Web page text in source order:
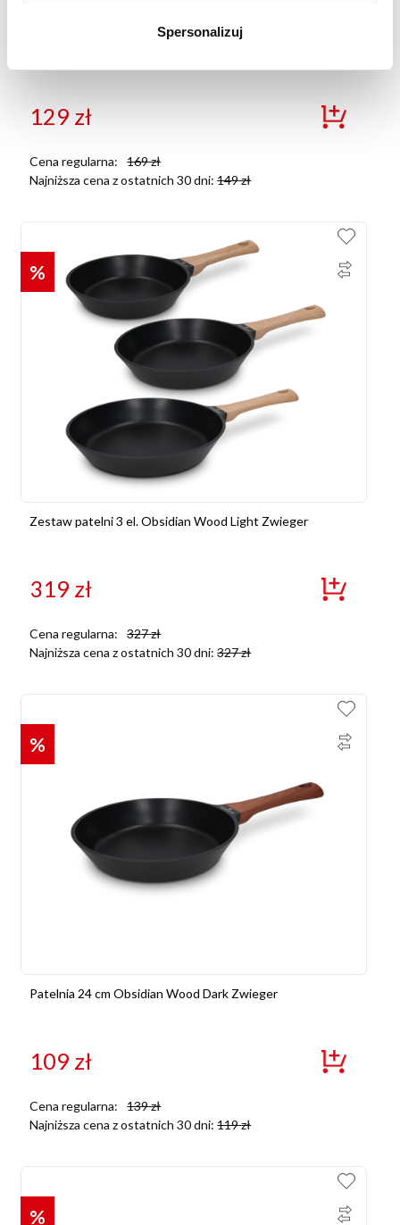
Spersonalizuj
129 zł
Cena regularna: 169zł
Najniższa cena z ostatnich 30 dni:149zł
%
Zestaw patelni 3 el. Obsidian Wood Light Zwieger
319 zł
Cena regularna: 327zł
Najniższa cena z ostatnich 30 dni:327zł
%
Patelnia 24 cm Obsidian Wood Dark Zwieger
109 zł
Cena regularna: 139zł
Najniższa cena z ostatnich 30 dni:119zł
%